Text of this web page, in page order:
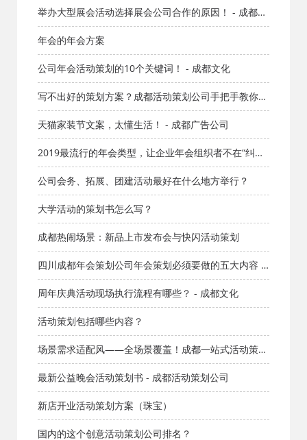
举办大型展会活动选择展会公司合作的原因！ - 成都文
化
年会的年会方案
公司年会活动策划的10个关键词！ - 成都文化
写不出好的策划方案？成都活动策划公司手把手教你写
策划
天猫家装节文案，太懂生活！ - 成都广告公司
2019最流行的年会类型，让企业年会组织者不在“纠结”
- 活动策划公司
公司会务、拓展、团建活动最好在什么地方举行？
大学活动的策划书怎么写？
成都热闹场景：新品上市发布会与快闪活动策划
四川成都年会策划公司年会策划必须要做的五大内容 -
成都活动策划公司
周年庆典活动现场执行流程有哪些？ - 成都文化
活动策划包括哪些内容？
场景需求适配风——全场景覆盖！成都一站式活动策划
执行服务，适配全行业商业活动
最新公益晚会活动策划书 - 成都活动策划公司
新店开业活动策划方案（珠宝）
国内的这个创意活动策划公司排名？